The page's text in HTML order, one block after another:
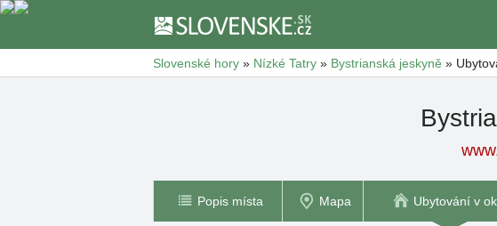
Slovenské hory » Nízké Tatry » Bystrianská jeskyně »
Popis místa Mapa Ubytování v